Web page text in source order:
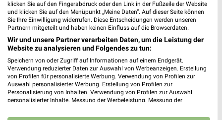
Heute 09:00 - 19:00 Uhr |
Geschlossen
485,57 km
Ernsting's family Schorndorf
Johann-Philipp-Palm-Straße 22
73614 Schorndorf
Heute 09:00 - 19:00 Uhr | Geschlossen
klicken Sie auf den Fingerabdruck oder den Link in der Fußzeile der Website
und klicken Sie auf den Menüpunkt „Meine Daten“. Auf dieser Seite können
Sie Ihre Einwilligung widerrufen. Diese Entscheidungen werden unseren
Partnern mitgeteilt und haben keinen Einfluss auf die Browserdaten.
Wir und unsere Partner verarbeiten Daten, um die Leistung der
Website zu analysieren und Folgendes zu tun:
Speichern von oder Zugriff auf Informationen auf einem Endgerät.
Verwendung reduzierter Daten zur Auswahl von Werbeanzeigen. Erstellung
von Profilen für personalisierte Werbung. Verwendung von Profilen zur
Auswahl personalisierter Werbung. Erstellung von Profilen zur
Personalisierung von Inhalten. Verwendung von Profilen zur Auswahl
personalisierter Inhalte. Messung der Werbeleistung. Messung der
Kombinationen von Daten aus verschiedenen Quellen. Entwicklung und